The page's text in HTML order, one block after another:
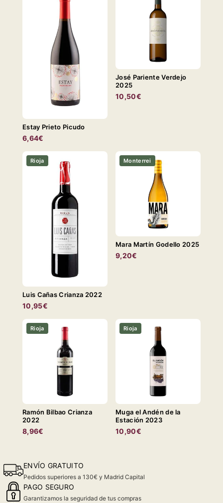
Estay Prieto Picudo
6,64€
José Pariente Verdejo
2025
10,50€
Rioja
Luis Cañas Crianza 2022
10,95€
Monterrei
Mara Martín Godello 2025
9,20€
Rioja
Ramón Bilbao Crianza
2022
8,96€
Rioja
Muga el Andén de la
Estación 2023
10,90€
ENVÍO GRATUITO
Pedidos superiores a 130€ y Madrid Capital
PAGO SEGURO
Garantizamos la seguridad de tus compras